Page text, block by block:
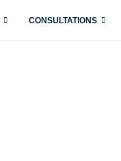
CONSULTATIONS